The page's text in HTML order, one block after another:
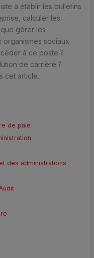
à établir les bulletins
calculer les
gérer les
sociaux.
à ce poste ?
de carrière ?
cet article.
de paie
des administrations